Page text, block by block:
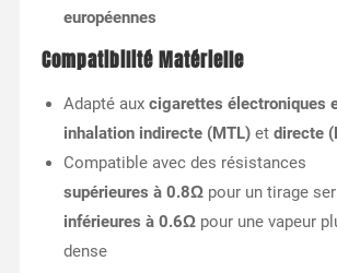
européennes
Compatibilité Matérielle
Adapté aux cigarettes électroniques
inhalation indirecte (MTL)et directe
Compatible avec des résistances
supérieures à 0.8Ωpour un tirage
inférieures à 0.6Ωpour une vapeur
dense